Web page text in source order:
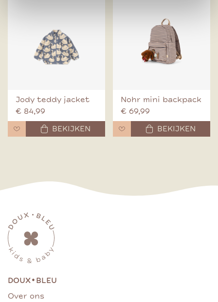
Jody teddy jacket
€ 84,99
BEKIJKEN
Nohr mini backpack
€ 69,99
BEKIJKEN
DOUX• BLEU
Over ons